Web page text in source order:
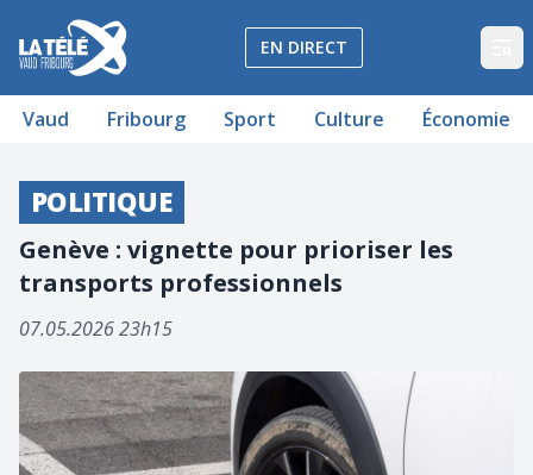
La Télé - Télévision régionale Vaud et Fribourg
EN DIRECT
Vaud Fribourg Sport Culture Économie
POLITIQUE
Genève : vignette pour prioriser les
transports professionnels
07.05.2026 23h15